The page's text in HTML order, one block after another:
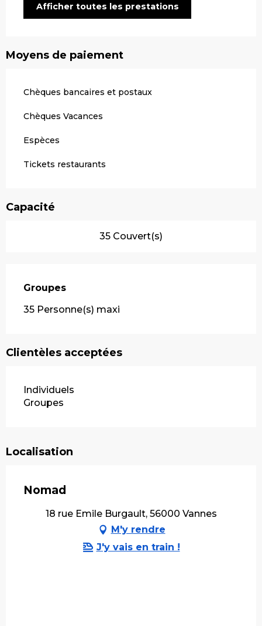
Afficher toutes les prestations
Moyens de paiement
Chèques bancaires et postaux
Chèques Vacances
Espèces
Tickets restaurants
Capacité
35 Couvert(s)
Groupes
Groupes
35 Personne(s) maxi
Clientèles acceptées
Individuels
Groupes
Localisation
Nomad
18 rue Emile Burgault, 56000 Vannes
M'y rendre
J'y vais en train !